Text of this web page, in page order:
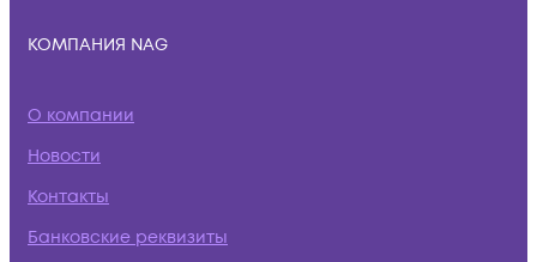
КОМПАНИЯ NAG
О компании
Новости
Контакты
Банковские реквизиты